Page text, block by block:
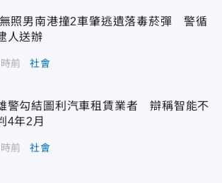
照男南港撞2車肇逃遺落毒菸彈 警循
人送辦
前 社會
警勾結圖利汽車租賃業者 辯稱智能不
4年2月
前 社會